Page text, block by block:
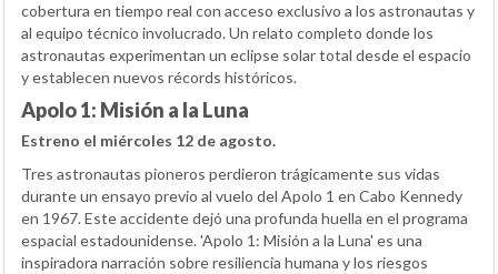
cobertura en tiempo real con acceso exclusivo a los astronautas y
al equipo técnico involucrado. Un relato completo donde los
astronautas experimentan un eclipse solar total desde el espacio
y establecen nuevos récords históricos.
Apolo 1: Misión a la Luna
Estreno el miércoles 12 de agosto.
Tres astronautas pioneros perdieron trágicamente sus vidas
durante un ensayo previo al vuelo del Apolo 1 en Cabo Kennedy
en 1967. Este accidente dejó una profunda huella en el programa
espacial estadounidense. 'Apolo 1: Misión a la Luna' es una
inspiradora narración sobre resiliencia humana y los riesgos